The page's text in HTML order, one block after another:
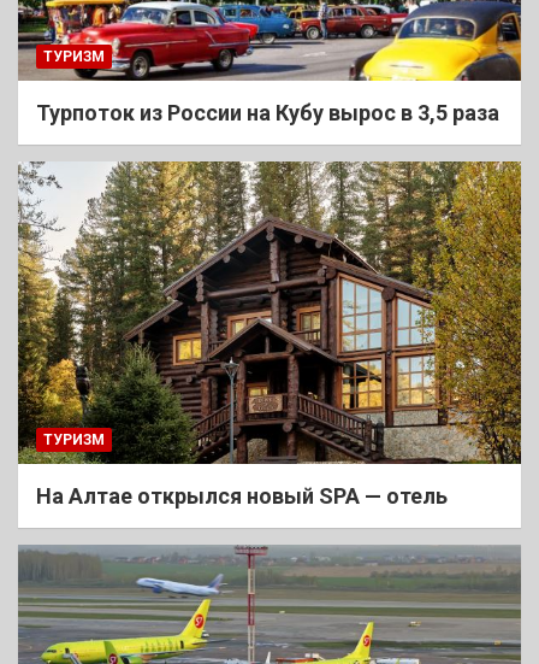
ТУРИЗМ
Турпоток из России на Кубу вырос в 3,5 раза
ТУРИЗМ
На Алтае открылся новый SPA — отель